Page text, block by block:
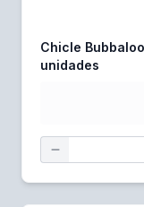
Chicle
unidades